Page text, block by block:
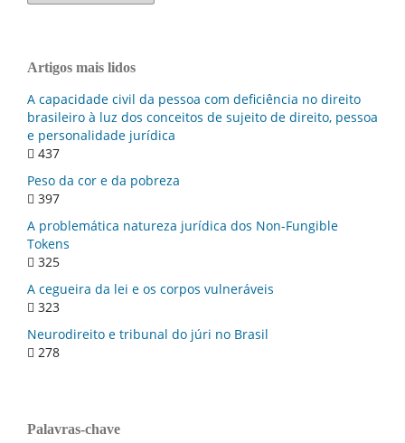
Artigos mais lidos
A capacidade civil da pessoa com deficiência no direito
brasileiro à luz dos conceitos de sujeito de direito, pessoa
e personalidade jurídica
437
Peso da cor e da pobreza
397
A problemática natureza jurídica dos Non-Fungible
Tokens
325
A cegueira da lei e os corpos vulneráveis
323
Neurodireito e tribunal do júri no Brasil
278
Palavras-chave